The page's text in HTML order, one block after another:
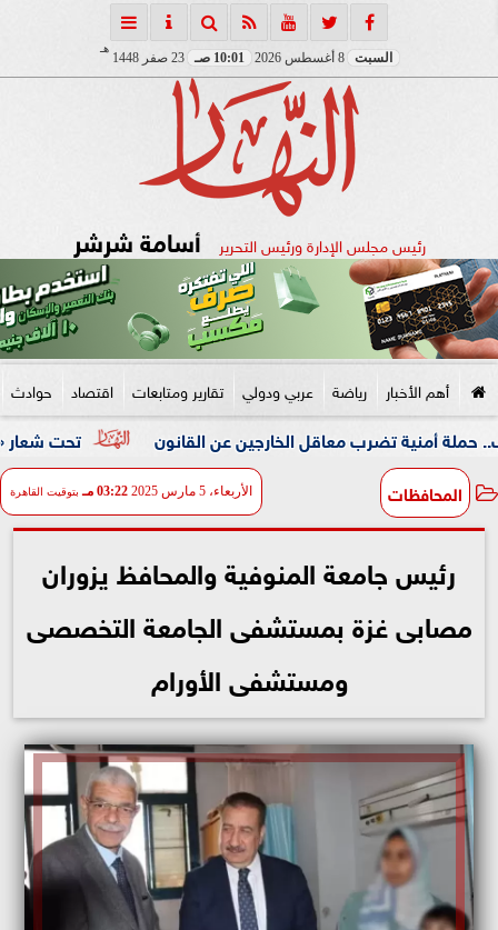
السبت 8 أغسطس 2026 10:01 صـ 23 صفر 1448
هـ
رئيس مجلس الإدارة ورئيس التحرير أسامة شرشر
أهم الأخبار رياضة عربي ودولي تقارير ومتابعات اقتصاد حوادث
تحت شعار «خدمة بيوت تضرب معاقل الخارجين عن القانون
المحافظات الأربعاء، 5 مارس 2025 03:22 مـ بتوقيت القاهرة
رئيس جامعة المنوفية والمحافظ يزوران
مصابى غزة بمستشفى الجامعة التخصصى
ومستشفى الأورام